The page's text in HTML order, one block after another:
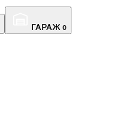
ГАРАЖ 0